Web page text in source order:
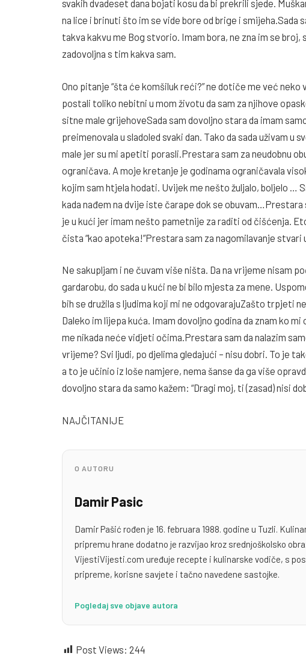
svakih dvadeset dana bojati kosu da bi prekrili sjede.
na lice i brinuti što im se vide bore od brige i smijeha.Sada
takva kakvu me Bog stvorio. Imam bora, ne zna im se broj,
zadovoljna s tim kakva sam.
Ono pitanje “šta će komšiluk reći?” ne dotiče me već
postali toliko nebitni u mom životu da sam za njihove
sitne male grijehoveSada sam dovoljno stara da imam
preimenovala u sladoled svaki dan. Tako da sada uživam
male jer su mi apetiti porasli.Prestara sam za neudobnu
ograničava. A moje kretanje je godinama ograničavala
kojim sam htjela hodati. Uvijek me nešto žuljalo, boljelo …
kada nađem na dvije iste čarape dok se obuvam…Prestara
je u kući jer imam nešto pametnije za raditi od čišćenja.
čista “kao apoteka!”Prestara sam za nagomilavanje stvari
Ne sakupljam i ne čuvam više ništa. Da na vrijeme nisam
gardarobu, do sada u kući ne bi bilo mjesta za mene.
bih se družila s ljudima koji mi ne odgovarajuZašto trpjeti
Daleko im lijepa kuća. Imam dovoljno godina da znam ko
me nikada neće vidjeti očima.Prestara sam da nalazim
vrijeme? Svi ljudi, po djelima gledajući – nisu dobri. To je
a to je učinio iz loše namjere, nema šanse da ga više
dovoljno stara da samo kažem: “Dragi moj, ti (zasad) nisi
NAJČITANIJE
O AUTORU
Damir Pasic
Damir Pašić rođen je 16. februara 1988. godine u Tuzli.
pripremu hrane dodatno je razvijao kroz srednjoškolsko
VijestiVijesti.com uređuje recepte i kulinarske vodiče, s
pripreme, korisne savjete i tačno navedene sastojke.
Pogledaj sve objave autora
Post Views: 244